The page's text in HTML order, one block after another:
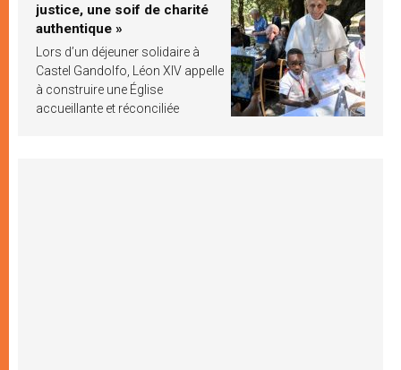
justice, une soif de charité
authentique »
Lors d’un déjeuner solidaire à
Castel Gandolfo, Léon XIV appelle
à construire une Église
accueillante et réconciliée